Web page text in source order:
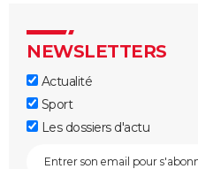
NEWSLETTERS
Actualité
Sport
Les dossiers d'actu